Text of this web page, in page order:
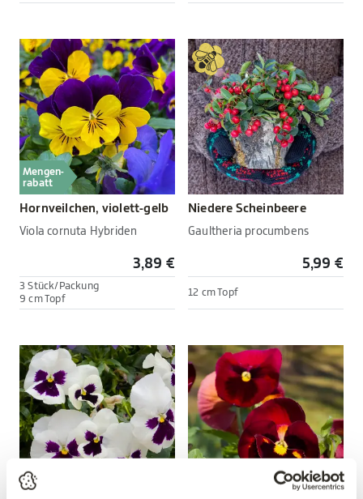
Mengen-
rabatt
Hornveilchen, violett-gelb
Viola cornuta Hybriden
3,89 €
3 Stück/Packung
9 cm Topf
Niedere Scheinbeere
Gaultheria procumbens
5,99 €
12 cm Topf
Mengen-
rabatt